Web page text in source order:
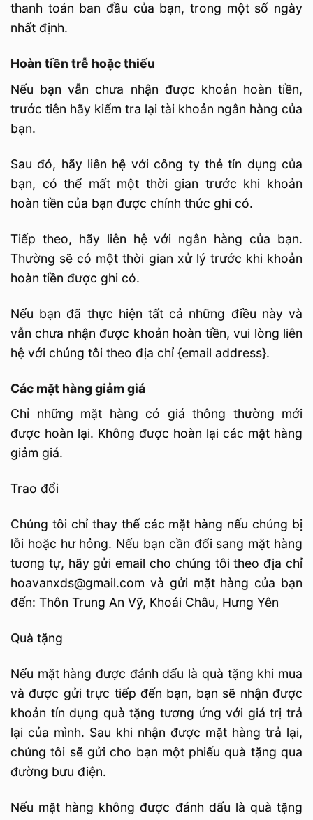
thanh toán ban đầu của bạn, trong một số ngày
nhất định.
Hoàn tiền trễ hoặc thiếu
Nếu bạn vẫn chưa nhận được khoản hoàn tiền,
trước tiên hãy kiểm tra lại tài khoản ngân hàng của
bạn.
Sau đó, hãy liên hệ với công ty thẻ tín dụng của
bạn, có thể mất một thời gian trước khi khoản
hoàn tiền của bạn được chính thức ghi có.
Tiếp theo, hãy liên hệ với ngân hàng của bạn.
Thường sẽ có một thời gian xử lý trước khi khoản
hoàn tiền được ghi có.
Nếu bạn đã thực hiện tất cả những điều này và
vẫn chưa nhận được khoản hoàn tiền, vui lòng liên
hệ với chúng tôi theo địa chỉ {email address}.
Các mặt hàng giảm giá
Chỉ những mặt hàng có giá thông thường mới
được hoàn lại. Không được hoàn lại các mặt hàng
giảm giá.
Trao đổi
Chúng tôi chỉ thay thế các mặt hàng nếu chúng bị
lỗi hoặc hư hỏng. Nếu bạn cần đổi sang mặt hàng
tương tự, hãy gửi email cho chúng tôi theo địa chỉ
hoavanxds@gmail.com và gửi mặt hàng của bạn
đến: Thôn Trung An Vỹ, Khoái Châu, Hưng Yên
Quà tặng
Nếu mặt hàng được đánh dấu là quà tặng khi mua
và được gửi trực tiếp đến bạn, bạn sẽ nhận được
khoản tín dụng quà tặng tương ứng với giá trị trả
lại của mình. Sau khi nhận được mặt hàng trả lại,
chúng tôi sẽ gửi cho bạn một phiếu quà tặng qua
đường bưu điện.
Nếu mặt hàng không được đánh dấu là quà tặng